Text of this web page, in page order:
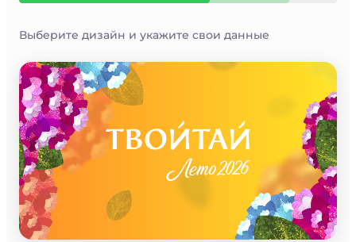
Выберите дизайн и укажите свои данные